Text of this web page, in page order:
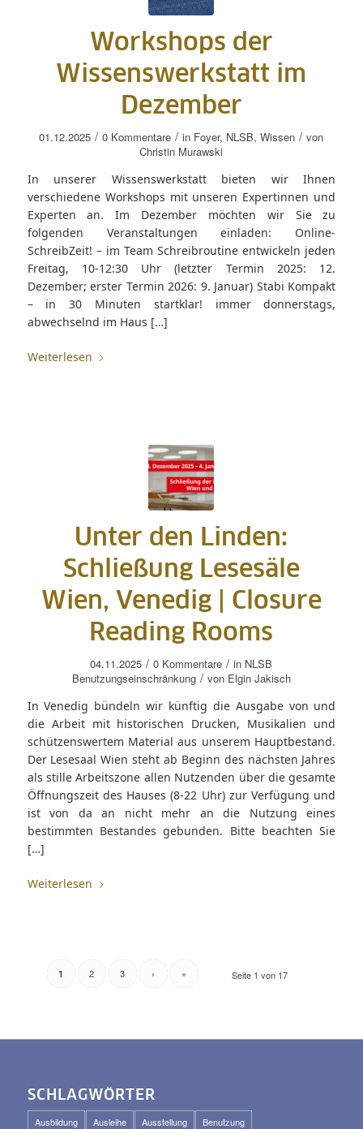
Workshops der
Wissenswerkstatt im
Dezember
01.12.2025 / 0 Kommentare / in Foyer, NLSB,Wissen / von
Christin Murawski
In unserer Wissenswerkstatt bieten wir Ihnen
verschiedene Workshops mit unseren Expertinnen und
Experten an. Im Dezember möchten wir Sie zu
folgenden Veranstaltungen einladen: Online-
SchreibZeit! – im Team Schreibroutine entwickeln jeden
Freitag, 10-12:30 Uhr (letzter Termin 2025: 12.
Dezember; erster Termin 2026: 9. Januar) Stabi Kompakt
– in 30 Minuten startklar! immer donnerstags,
abwechselnd im Haus […]
Weiterlesen
Unter den Linden:
Schließung Lesesäle
Wien, Venedig | Closure
Reading Rooms
04.11.2025 / 0 Kommentare / in NLSB
Benutzungseinschränkung / von Elgin Jakisch
In Venedig bündeln wir künftig die Ausgabe von und
die Arbeit mit historischen Drucken, Musikalien und
schützenswertem Material aus unserem Hauptbestand.
Der Lesesaal Wien steht ab Beginn des nächsten Jahres
als stille Arbeitszone allen Nutzenden über die gesamte
Öffnungszeit des Hauses (8-22 Uhr) zur Verfügung und
ist von da an nicht mehr an die Nutzung eines
bestimmten Bestandes gebunden. Bitte beachten Sie
[…]
Weiterlesen
Seite 1 von 17
1 2 3 › »
SCHLAGWÖRTER
Ausbildung Ausleihe Ausstellung
Benutzung